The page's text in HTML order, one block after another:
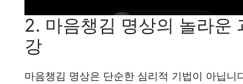
2. 마음챙김 명상의 놀라운
강
마음챙김 명상은 단순한 심리적 기법이 아닙